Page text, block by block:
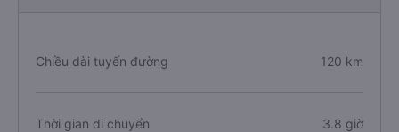
Chiều dài tuyến đường 120 km
Thời gian di chuyển 3.8 giờ